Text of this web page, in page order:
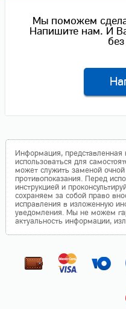
Мы поможем
Напишите нам. И
Информация, представленная
использоваться для
может служить заменой
противопоказания. Перед
инструкцией и
сохраняем за собой право
исправления в изложенную
уведомления. Мы не можем
актуальность информации,